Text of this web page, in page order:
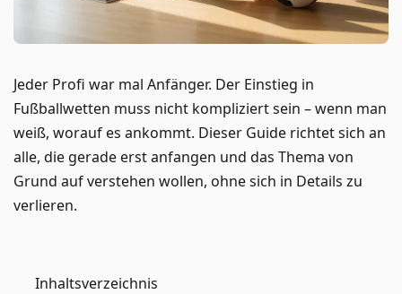
Jeder Profi war mal Anfänger. Der Einstieg in
Fußballwetten muss nicht kompliziert sein – wenn man
weiß, worauf es ankommt. Dieser Guide richtet sich an
alle, die gerade erst anfangen und das Thema von
Grund auf verstehen wollen, ohne sich in Details zu
verlieren.
Inhaltsverzeichnis